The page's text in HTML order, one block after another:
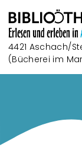
4421 Aschach/
(Bücherei im